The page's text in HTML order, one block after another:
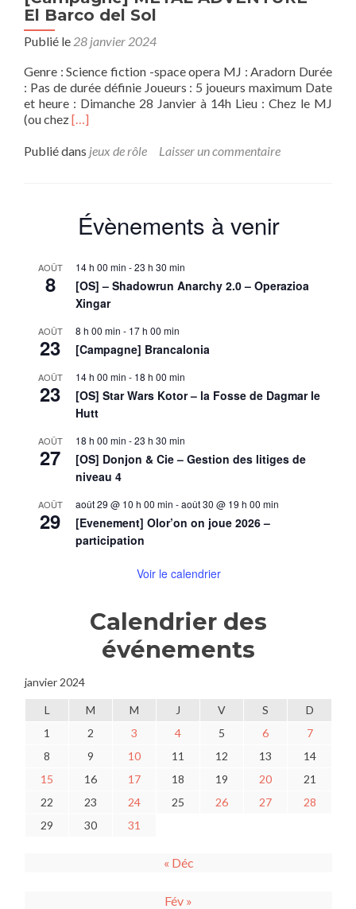
El Barco del Sol
Publié le 28 janvier 2024
Genre : Science fiction -space opera MJ : Aradorn Durée
: Pas de durée définie Joueurs : 5 joueurs maximum Date
et heure : Dimanche 28 Janvier à 14h Lieu : Chez le MJ
(ou chezEn
plus
del
[…]
Publié dans jeux de rôle Laisser un commentaire
Évènements à venir
AOÛT
8
14 h 00 min -23 h 30 min
[OS] – Shadowrun Anarchy 2.0 – Operazioa
Xingar
AOÛT
23
8 h 00 min - 17 h 00 min
[Campagne] Brancalonia
AOÛT
23
14 h 00 min - 18 h 00 min
[OS] Star Wars Kotor – la Fosse de Dagmar le
Hutt
AOÛT
27
18 h 00 min -23 h 30 min
[OS] Donjon & Cie – Gestion des litiges de
niveau 4
AOÛT
29
août 29 @ 10 h 00 min -août 30 @ 19 h 00 min
[Evenement] Olor’on on joue 2026 –
participation
Voir le calendrier
Calendrier des
événements
janvier 2024
L M M J V S
D
1
2 3 4 5 6
7
8
9 10 11 12 13
14
15
16 17 18 19 20
21
22
23 24 25 26 27
28
29
30 31
« Déc
Fév »